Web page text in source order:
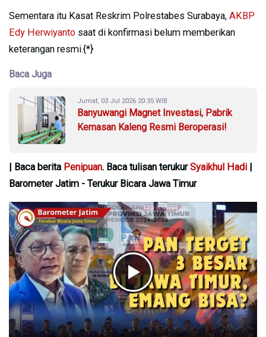
Sementara itu Kasat Reskrim Polrestabes Surabaya, AKBP
Edy Herwiyanto saat di konfirmasi belum memberikan
keterangan resmi.{*}
Baca Juga
Jumat, 03 Jul 2026 20:35 WIB
Banyuwangi Magnet Investasi, Pabrik
Kemasan Kaleng Resmi Beroperasi!
| Baca berita Penipuan. Baca tulisan terukurSyaikhul Hadi |
Barometer Jatim - Terukur Bicara Jawa Timur